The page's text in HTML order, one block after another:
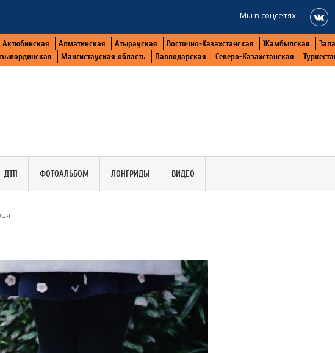
Мы в соцсетях:
Актюбинская Алматинская Атырауская Восточно-Казахстанская Жамбылская
Мангистауская область Павлодарская Северо-Казахстанская
ДТП ФОТОАЛЬБОМ ЛОНГРИДЫ ВИДЕО